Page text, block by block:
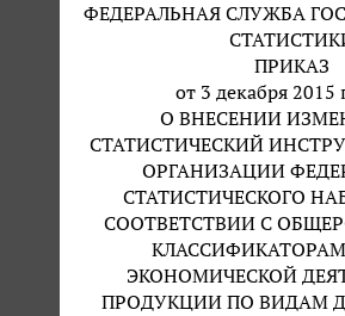
ФЕДЕРАЛЬНАЯ СЛУЖБА
ПРИКАЗ
от 3 декабря 2015
О ВНЕСЕНИИ
СТАТИСТИЧЕСКИЙ
ОРГАНИЗАЦИИ
СТАТИСТИЧЕСКОГО
СООТВЕТСТВИИ С
ЭКОНОМИЧЕСКОЙ
ПРОДУКЦИИ ПО ВИДАМ